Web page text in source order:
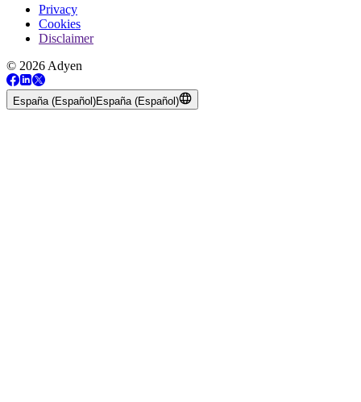
Privacy
Cookies
Disclaimer
© 2026 Adyen
España (Español)España (Español)